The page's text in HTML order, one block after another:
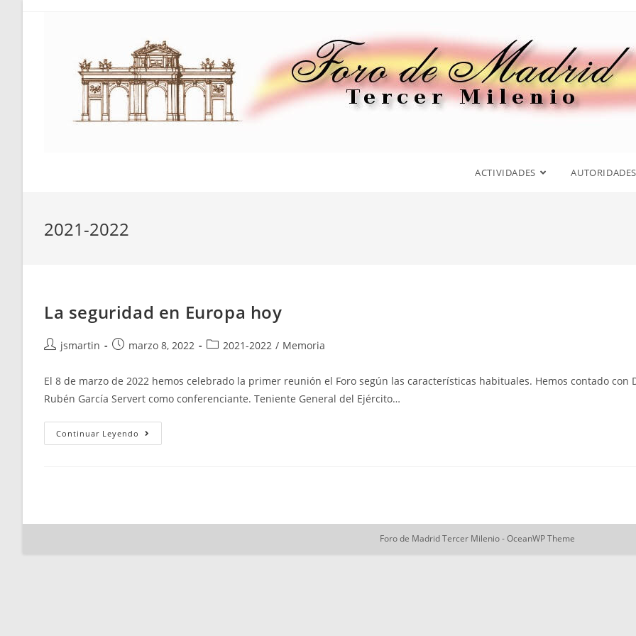
ACTIVIDADES AUTORIDADES
2021-2022
La seguridad en Europa hoy
Autor
la
entrada:
jsmartin
Publicación
la
entrada:
marzo 8, 2022
Categoría
la
entrada:
2021-2022 / Memoria
El 8 de marzo de 2022 hemos celebrado la primer reunión el Foro según las características habituales. Hemos contado con
Rubén García Servert como conferenciante. Teniente General del Ejército…
Continuar Leyendo La
Seguridad
Foro de Madrid Tercer Milenio - OceanWP Theme